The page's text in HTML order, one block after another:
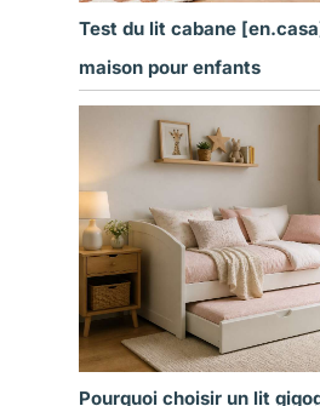
Test du lit cabane
maison pour enfants
Pourquoi choisir un lit